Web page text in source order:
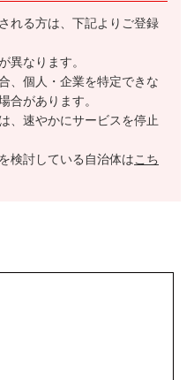
れる方は、下記よりご登録
異なります。
、個人・企業を特定できな
合があります。
、速やかにサービスを停止
検討している自治体はこち